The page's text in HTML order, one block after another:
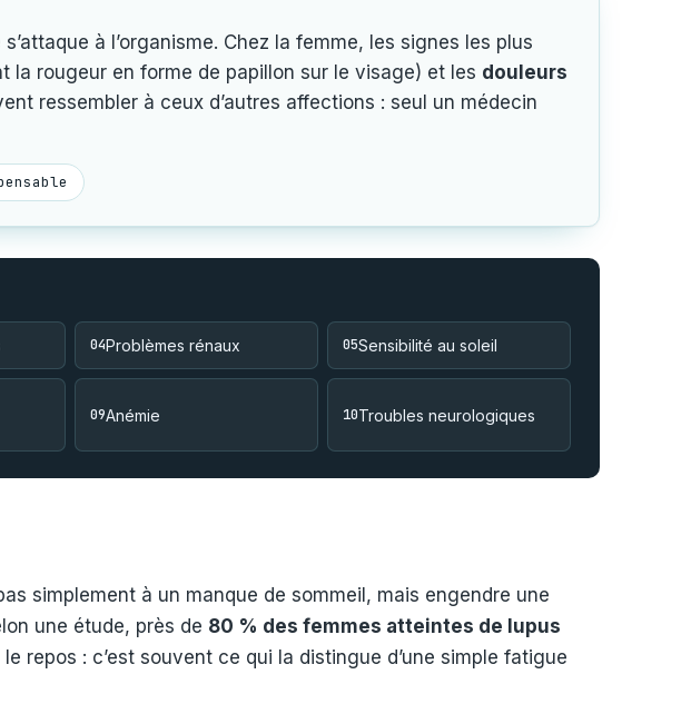
à l’organisme. Chez la femme, les signes les plus
la rougeur en forme de papillon sur le visage) et les douleurs
ressembler à ceux d’autres affections : seul un médecin
04Problèmes rénaux 05Sensibilité au soleil
09Anémie 10Troubles neurologiques
simplement à un manque de sommeil, mais engendre une
une étude, près de 80 % des femmes atteintes de lupus
repos : c’est souvent ce qui la distingue d’une simple fatigue